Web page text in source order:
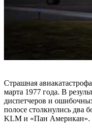
Страшная
марта 1977 года. В
диспетчеров и
полосе столкнулись два
KLM и «Пан Американ».